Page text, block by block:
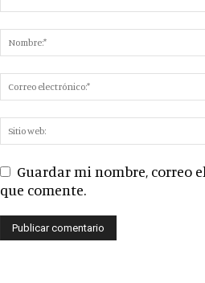
Guardar mi nombre, correo
que comente.